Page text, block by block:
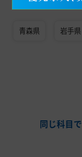
青森県 岩手県
同じ科目